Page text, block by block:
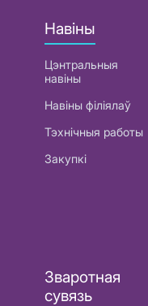
Навіны
Цэнтральныя
навіны
Навіны філіялаў
Тэхнічныя работы
Закупкі
Зваротная
сувязь